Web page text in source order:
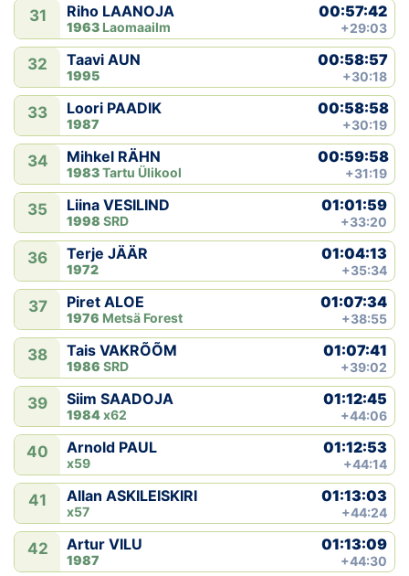
31 Riho LAANOJA
1963 Laomaailm
00:57:42
+29:03
32 Taavi AUN
1995
00:58:57
+30:18
33 Loori PAADIK
1987
00:58:58
+30:19
34 Mihkel RÄHN
1983Tartu Ülikool
00:59:58
+31:19
35 Liina VESILIND
1998 SRD
01:01:59
+33:20
36 Terje JÄÄR
1972
01:04:13
+35:34
37 Piret ALOE
1976 Metsä Forest
01:07:34
+38:55
38 Tais VAKRÕÕM
1986 SRD
01:07:41
+39:02
39 Siim SAADOJA
1984x62
01:12:45
+44:06
40 Arnold PAUL
x59
01:12:53
+44:14
41 Allan ASKILEISKIRI
x57
01:13:03
+44:24
42 Artur VILU
1987
01:13:09
+44:30